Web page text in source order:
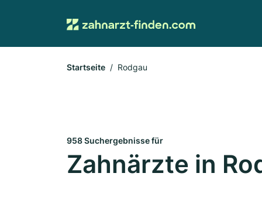
Startseite Rodgau
958 Suchergebnisse für
Zahnärzte in